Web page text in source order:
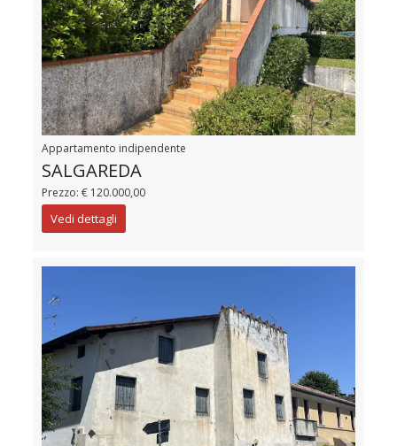
Appartamento indipendente
SALGAREDA
Prezzo: € 120.000,00
Vedi dettagli